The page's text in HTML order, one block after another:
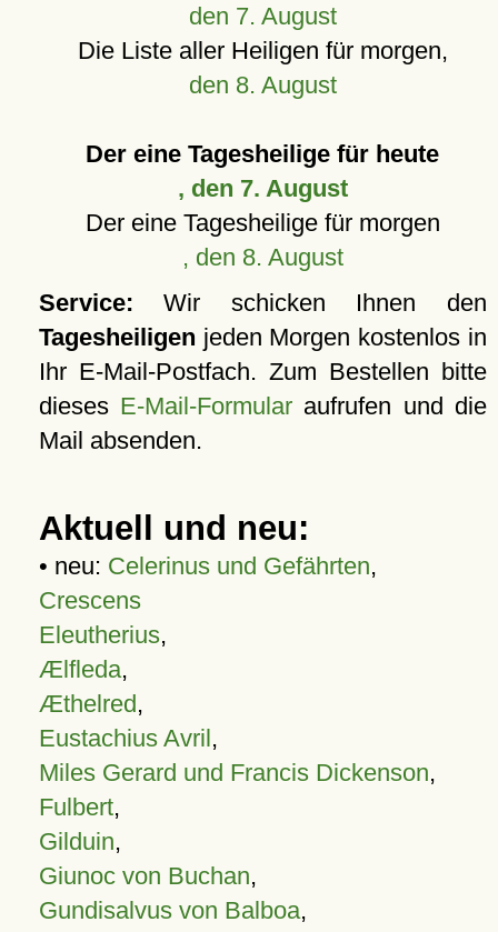
den 7. August
Die Liste aller Heiligen für morgen,
den 8. August
Der eine Tagesheilige für heute
, den 7. August
Der eine Tagesheilige für morgen
, den 8. August
Service: Wir schicken Ihnen den
Tagesheiligen jeden Morgen kostenlos in
Ihr E-Mail-Postfach. Zum Bestellen bitte
dieses E-Mail-Formular aufrufen und die
Mail absenden.
Aktuell und neu:
• neu: Celerinus und Gefährten,
Crescens
Eleutherius,
Ælfleda,
Æthelred,
Eustachius Avril,
Miles Gerard und Francis Dickenson,
Fulbert,
Gilduin,
Giunoc von Buchan,
Gundisalvus von Balboa,